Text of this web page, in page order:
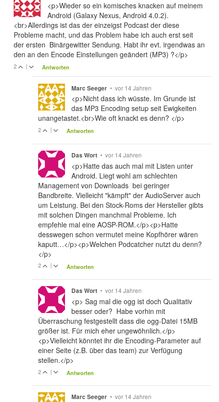
<p>Wieder so ein komisches knacken auf meinem
Android (Galaxy Nexus, Android 4.0.2).
<br>Allerdings ist das der einzeigst Podcast der diese
Probleme macht, und das Problem habe ich auch erst seit
der ersten Binärgewitter Sendung. Habt ihr evt. irgendwas an
den an den Encode Einstellungen geändert (MP3) ?</p>
2 | Antworten
Marc Seeger • vor 14 Jahren
<p>Nicht dass ich wüsste. Im Grunde ist
das MP3 Encoding setup seit Ewigkeiten
unangetastet.<br>Wie oft knackt es denn? </p>
2 | Antworten
Das Wort • vor 14 Jahren
<p>Hatte das auch mal mit Listen unter
Android. Liegt wohl am schlechten
Management von Downloads bei geringer
Bandbreite. Vielleicht "kämpft" der AudioServer auch
um Leistung. Bei den Stock-Roms der Hersteller gibts
mit solchen Dingen manchmal Probleme. Ich
empfehle mal eine AOSP-ROM.</p><p>Hatte
desswegen schon vermutet meine Kopfhörer wären
kaputt…</p><p>Welchen Podcatcher nutzt du denn?
</p>
2 | Antworten
Das Wort • vor 14 Jahren
<p> Sag mal die ogg ist doch Qualitativ
besser oder? Habe vorhin mit
Überraschung festgestellt dass die ogg-Datei 15MB
größer ist. Für mich eher ungewöhnlich.</p>
<p>Vielleicht könntet ihr die Encoding-Parameter auf
einer Seite (z.B. über das team) zur Verfügung
stellen.</p>
2 | Antworten
Marc Seeger • vor 14 Jahren